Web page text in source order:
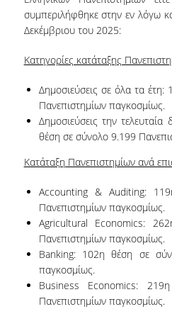
Πολιτική Διασφάλισης Ποιότητας
Εσωτερικό Σύστημα
Σκοπός & Πεδίο Εφαρμογής του
Δομή του ΕΣΔΠ
Εγχειρίδιο Ποιότητας
Στοχοθεσία Ποιότητας
Πληροφοριακό Σύστημα
Ερευνητικού & Διδακτικού έργου
Διαχείρισης Δεδομένων
Εσωτερικών Εκθέσεων
συμπεριλήφθηκε στην εν λόγω
Δεκέμβριου του 2025:
Κατηγορίες κατάταξης
Δημοσιεύσεις σε όλα τα έτη:
Πανεπιστημίων παγκοσμίως.
Δημοσιεύσεις την
θέση σε σύνολο 9.199
Κατάταξη Πανεπιστημίων ανά
Accounting & Auditing: 119
Πανεπιστημίων παγκοσμίως.
Agricultural Economics: 262
Πανεπιστημίων παγκοσμίως.
Banking: 102ηθέση σε
παγκοσμίως.
Business Economics: 219η
Πανεπιστημίων παγκοσμίως.